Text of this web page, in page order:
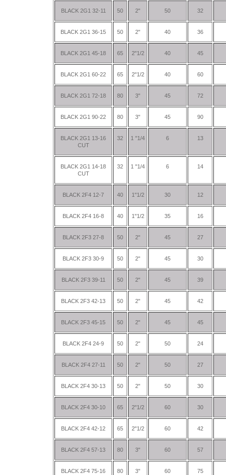
BLACK 2G1 32-11 50 2" 50 32
BLACK 2G1 36-15 50 2" 40 36
BLACK 2G1 45-18 65 2"1/2 40 45
BLACK 2G1 60-22 65 2"1/2 40 60
BLACK 2G1 72-18 80 3" 45 72
BLACK 2G1 90-22 80 3" 45 90
BLACK 2G1 13-16
CUT
32 1 "1/4 6 13
BLACK 2G1 14-18
CUT
32 1 "1/4 6 14
BLACK 2F4 12-7 40 1"1/2 30 12
BLACK 2F4 16-8 40 1"1/2 35 16
BLACK 2F3 27-8 50 2" 45 27
BLACK 2F3 30-9 50 2" 45 30
BLACK 2F3 39-11 50 2" 45 39
BLACK 2F3 42-13 50 2" 45 42
BLACK 2F3 45-15 50 2" 45 45
BLACK 2F4 24-9 50 2" 50 24
BLACK 2F4 27-11 50 2" 50 27
BLACK 2F4 30-13 50 2" 50 30
BLACK 2F4 30-10 65 2"1/2 60 30
BLACK 2F4 42-12 65 2"1/2 60 42
BLACK 2F4 57-13 80 3" 60 57
BLACK 2F4 75-16 80 3" 60 75